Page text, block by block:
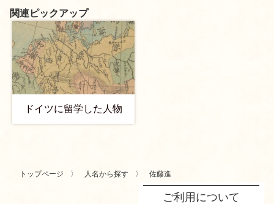
関連ピックアップ
ドイツに留学した人物
トップページ 人名から探す 佐藤進
ご利用について